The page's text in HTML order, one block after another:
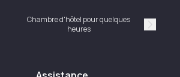
Chambre d'hôtel pour quelques
heures